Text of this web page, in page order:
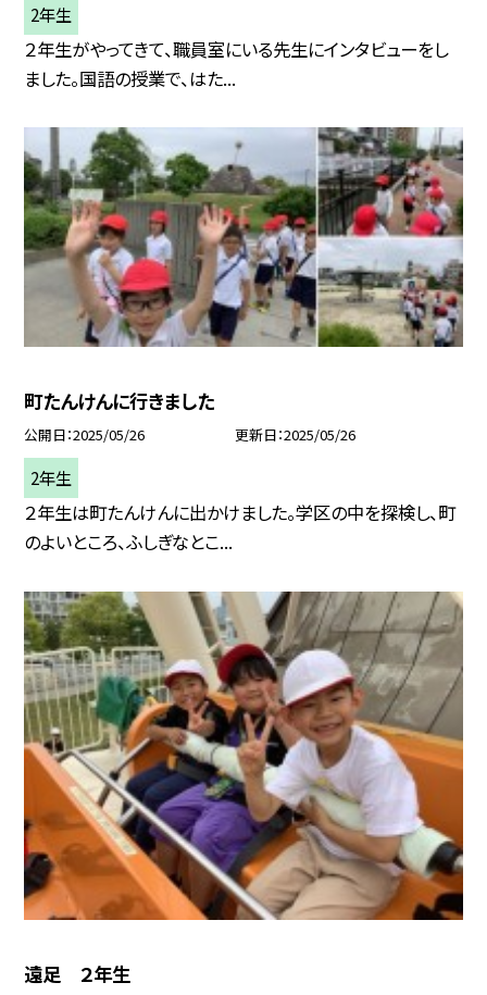
2年生
２年生がやってきて、職員室にいる先生にインタビューをし
ました。国語の授業で、はた...
町たんけんに行きました
公開日 2025/05/26 更新日 2025/05/26
2年生
２年生は町たんけんに出かけました。学区の中を探検し、町
のよいところ、ふしぎなとこ...
遠足 ２年生